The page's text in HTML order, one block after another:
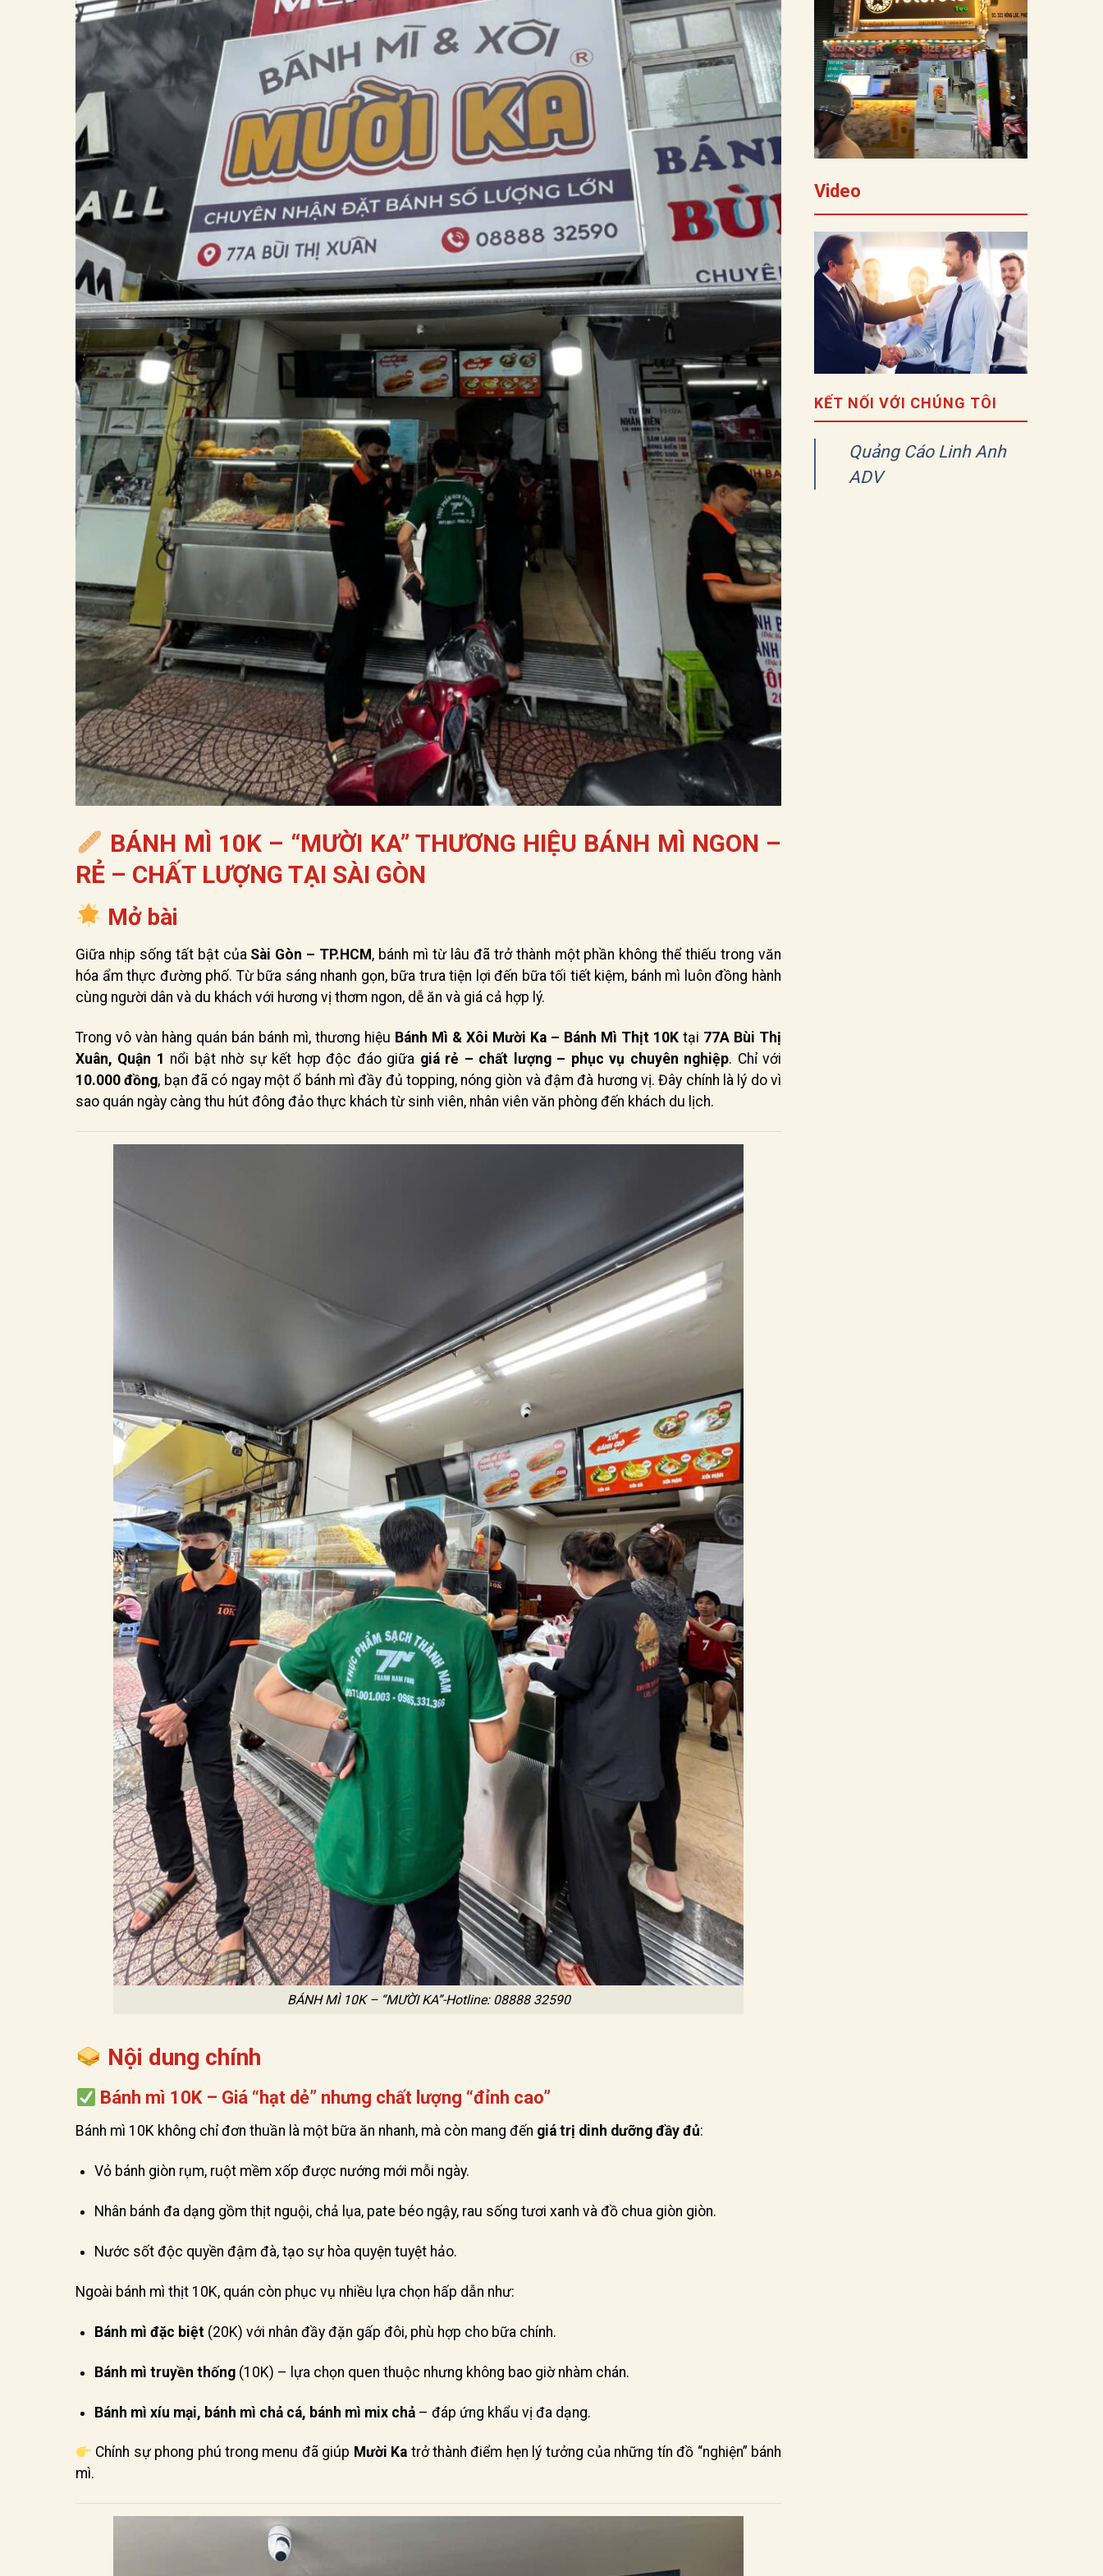
BÁNH MÌ 10K – “MƯỜI KA” THƯƠNG HIỆU BÁNH MÌ NGON –
RẺ – CHẤT LƯỢNG TẠI SÀI GÒN
Mở bài
Giữa nhịp sống tất bật của Sài Gòn – TP.HCM, bánh mì từ lâu đã trở thành một phần không thể thiếu trong văn
hóa ẩm thực đường phố. Từ bữa sáng nhanh gọn, bữa trưa tiện lợi đến bữa tối tiết kiệm, bánh mì luôn đồng hành
cùng người dân và du khách với hương vị thơm ngon, dễ ăn và giá cả hợp lý.
Trong vô vàn hàng quán bán bánh mì, thương hiệu Bánh Mì & Xôi Mười Ka – Bánh Mì Thịt 10K tại 77A Bùi Thị
Xuân, Quận 1 nổi bật nhờ sự kết hợp độc đáo giữa giá rẻ – chất lượng – phục vụ chuyên nghiệp. Chỉ với
10.000 đồng, bạn đã có ngay một ổ bánh mì đầy đủ topping, nóng giòn và đậm đà hương vị. Đây chính là lý do vì
sao quán ngày càng thu hút đông đảo thực khách từ sinh viên, nhân viên văn phòng đến khách du lịch.
BÁNH MÌ 10K – “MƯỜI KA”-Hotline: 08888 32590
Nội dung chính
Bánh mì 10K – Giá “hạt dẻ” nhưng chất lượng “đỉnh cao”
Bánh mì 10K không chỉ đơn thuần là một bữa ăn nhanh, mà còn mang đến giá trị dinh dưỡng đầy đủ:
Vỏ bánh giòn rụm, ruột mềm xốp được nướng mới mỗi ngày.
Nhân bánh đa dạng gồm thịt nguội, chả lụa, pate béo ngậy, rau sống tươi xanh và đồ chua giòn giòn.
Nước sốt độc quyền đậm đà, tạo sự hòa quyện tuyệt hảo.
Ngoài bánh mì thịt 10K, quán còn phục vụ nhiều lựa chọn hấp dẫn như:
Bánh mì đặc biệt(20K) với nhân đầy đặn gấp đôi, phù hợp cho bữa chính.
Bánh mì truyền thống(10K) – lựa chọn quen thuộc nhưng không bao giờ nhàm chán.
Bánh mì xíu mại, bánh mì chả cá, bánh mì mix chả– đáp ứng khẩu vị đa dạng.
Chính sự phong phú trong menu đã giúp Mười Ka trở thành điểm hẹn lý tưởng của những tín đồ “nghiện” bánh
mì.
Video
KẾT NỐI VỚI CHÚNG TÔI
Quảng Cáo Linh Anh
ADV